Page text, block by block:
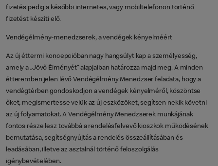
fizetés pedig a későbbi internetes, vagy mobiltelefonon történő
fizetést készíti elő.
Vendégélmény-menedzserek, a vendégek kényelméért
Az új éttermi koncepcióban nagy hangsúlyt kap a személyesség,
amely a „Jövő Élményét” alapjaiban határozza majd meg. A minden
étteremben jelen lévő Vendégélmény Menedzser feladata, hogy a
vendégtérben gondoskodjon a vendégek kényelméről, köszöntse
őket, megismertesse velük az új eszközöket, segítsen nekik követni
az új folyamatokat. A Vendégélmény Menedzserek munkájának
fontos része lesz továbbá a rendelésfelvevő kioszkok működésének
bemutatása, segítségnyújtás a rendelés összeállításában és
leadásában, illetve az asztalnál történő feloszolgálás
igénybevételében.